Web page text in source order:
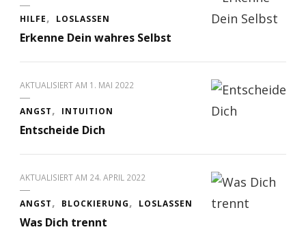
HILFE LOSLASSEN
Erkenne Dein wahres Selbst
AKTUALISIERT AM 1. MAI 2022
ANGST INTUITION
Entscheide Dich
AKTUALISIERT AM 24. APRIL 2022
ANGST BLOCKIERUNG LOSLASSEN
Was Dich trennt